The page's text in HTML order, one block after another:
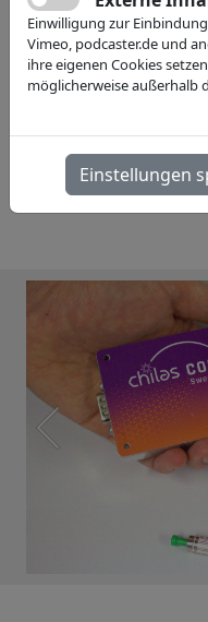
Einwilligung zur
Vimeo, podcaster.de und
ihre eigenen Cookies
möglicherweise außerhalb
Einstellungen